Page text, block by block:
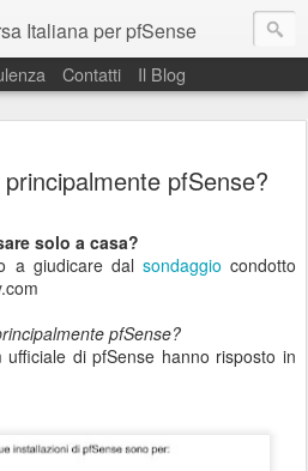
Italiana per pfSense
Contatti Il Blog
pfSense?
solo a casa?
a giudicare dal sondaggio condotto
pfSense?
di pfSense hanno risposto in